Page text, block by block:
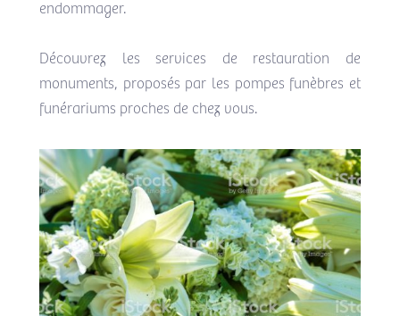
endommager.
Découvrez les services de restauration de
monuments, proposés par les pompes funèbres et
funérariums proches de chez vous.